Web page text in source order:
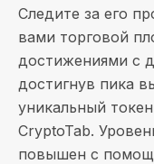
Следите за его
вами торговой
достижениями с
достигнув пика
уникальный
CryptoTab.
повышен с